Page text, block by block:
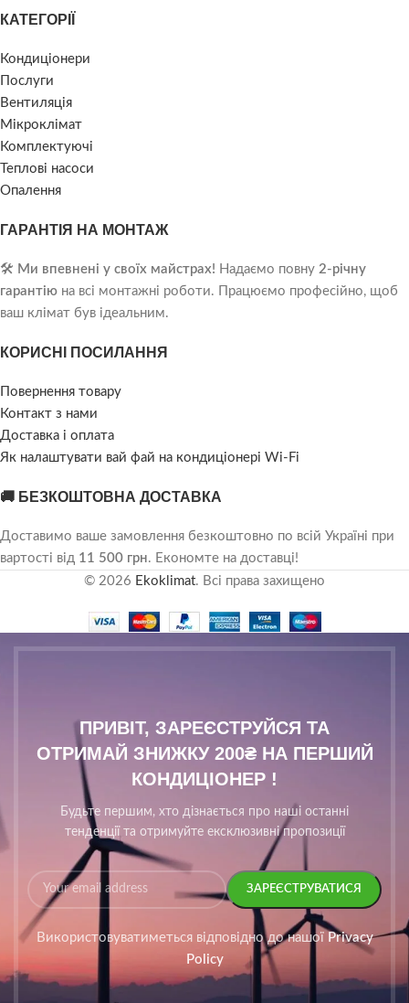
КАТЕГОРІЇ
Кондиціонери
Послуги
Вентиляція
Мікроклімат
Комплектуючі
Теплові насоси
Опалення
ГАРАНТІЯ НА МОНТАЖ
🛠️ Ми впевнені у своїх майстрах! Надаємо повну 2-річну
гарантію на всі монтажні роботи. Працюємо професійно, щоб
ваш клімат був ідеальним.
КОРИСНІ ПОСИЛАННЯ
Повернення товару
Контакт з нами
Доставка і оплата
Як налаштувати вай фай на кондиціонері Wi-Fi
🚚 БЕЗКОШТОВНА ДОСТАВКА
Доставимо ваше замовлення безкоштовно по всій Україні при
вартості від 11 500 грн. Економте на доставці!
© 2026 Ekoklimat. Всі права захищено
ПРИВІТ, ЗАРЕЄСТРУЙСЯ ТА
ОТРИМАЙ ЗНИЖКУ 200₴ НА ПЕРШИЙ
КОНДИЦІОНЕР !
Будьте першим, хто дізнається про наші останні
тенденції та отримуйте ексклюзивні пропозиції
Використовуватиметься відповідно до нашої Privacy
Policy